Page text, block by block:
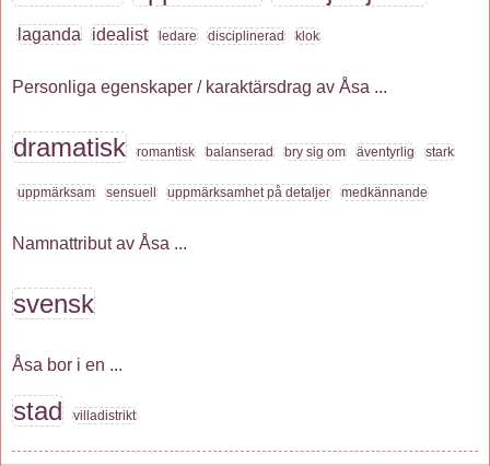
laganda idealist ledare disciplinerad klok
Personliga egenskaper / karaktärsdrag av Åsa ...
dramatisk romantisk balanserad bry sig om äventyrlig stark
uppmärksam sensuell uppmärksamhet på detaljer medkännande
Namnattribut av Åsa ...
svensk
Åsa bor i en ...
stad villadistrikt